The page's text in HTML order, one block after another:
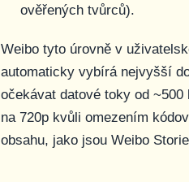
ověřených tvůrců).
Weibo tyto úrovně v
automaticky vybírá nejvyšší
očekávat datové toky od
na 720p kvůli omezením
obsahu, jako jsou Weibo